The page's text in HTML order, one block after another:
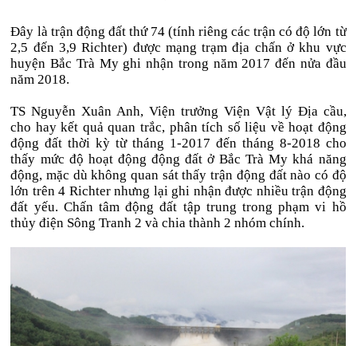
Đây là trận động đất thứ 74 (tính riêng các trận có độ lớn từ
2,5 đến 3,9 Richter) được mạng trạm địa chấn ở khu vực
huyện Bắc Trà My ghi nhận trong năm 2017 đến nửa đầu
năm 2018.
TS Nguyễn Xuân Anh, Viện trưởng Viện Vật lý Địa cầu,
cho hay kết quả quan trắc, phân tích số liệu về hoạt động
động đất thời kỳ từ tháng 1-2017 đến tháng 8-2018 cho
thấy mức độ hoạt động động đất ở Bắc Trà My khá năng
động, mặc dù không quan sát thấy trận động đất nào có độ
lớn trên 4 Richter nhưng lại ghi nhận được nhiều trận động
đất yếu. Chấn tâm động đất tập trung trong phạm vi hồ
thủy điện Sông Tranh 2 và chia thành 2 nhóm chính.